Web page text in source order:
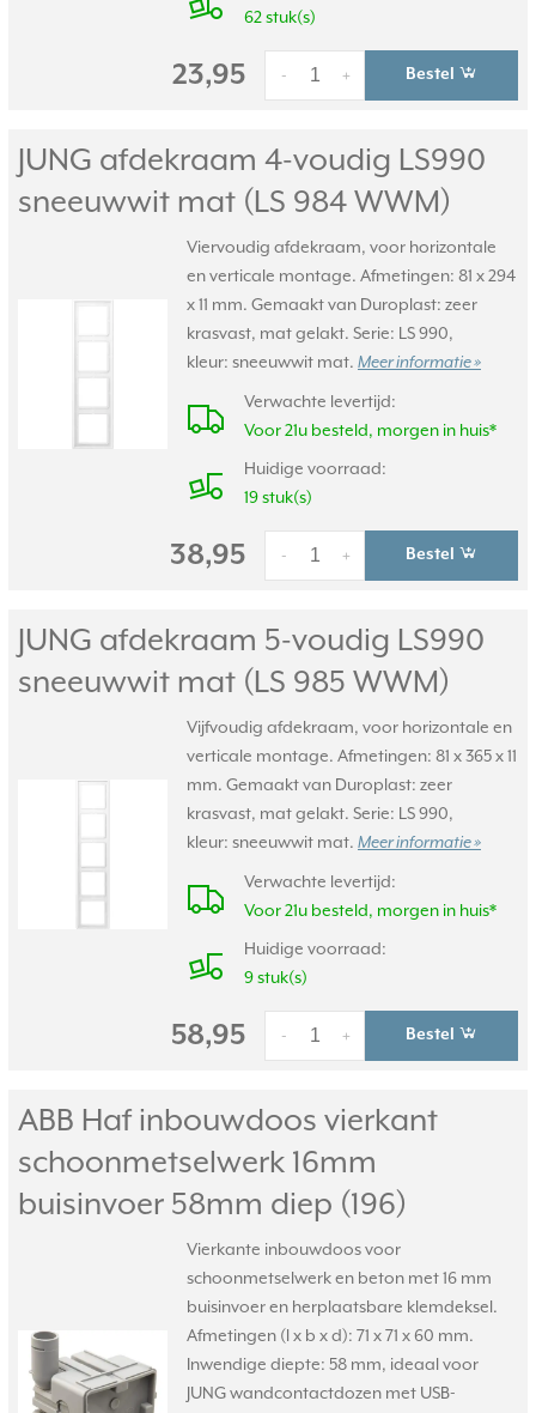
62 stuk(s)
23,95 +
- Bestel
JUNG afdekraam 4-voudig LS990
sneeuwwit mat (LS 984 WWM)
Viervoudig afdekraam, voor horizontale
en verticale montage. Afmetingen: 81 x 294
x 11 mm. Gemaakt van Duroplast: zeer
krasvast, mat gelakt. Serie: LS 990,
kleur: sneeuwwit mat. Meer informatie »
Verwachte levertijd:
Voor 21u besteld, morgen in huis*
Huidige voorraad:
19 stuk(s)
38,95 +
- Bestel
JUNG afdekraam 5-voudig LS990
sneeuwwit mat (LS 985 WWM)
Vijfvoudig afdekraam, voor horizontale en
verticale montage. Afmetingen: 81 x 365 x 11
mm. Gemaakt van Duroplast: zeer
krasvast, mat gelakt. Serie: LS 990,
kleur: sneeuwwit mat. Meer informatie »
Verwachte levertijd:
Voor 21u besteld, morgen in huis*
Huidige voorraad:
9 stuk(s)
58,95 +
- Bestel
ABB Haf inbouwdoos vierkant
schoonmetselwerk 16mm
buisinvoer 58mm diep (196)
Vierkante inbouwdoos voor
schoonmetselwerk en beton met 16 mm
buisinvoer en herplaatsbare klemdeksel.
Afmetingen (l x b x d): 71 x 71 x 60 mm.
Inwendige diepte: 58 mm, ideaal voor
JUNG wandcontactdozen met USB-